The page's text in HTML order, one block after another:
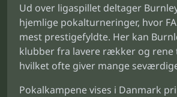
Ud over ligaspillet deltager
hjemlige pokalturneringer, hvor FA
mest prestigefyldte. Her kan
klubber fra lavere rækker og rene
hvilket ofte giver mange
Pokalkampene vises i Danmark